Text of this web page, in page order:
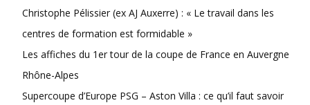
Christophe Pélissier (ex AJ Auxerre) : « Le travail dans les
centres de formation est formidable »
Les affiches du 1er tour de la coupe de France en Auvergne
Rhône-Alpes
Supercoupe d’Europe PSG – Aston Villa : ce qu’il faut savoir